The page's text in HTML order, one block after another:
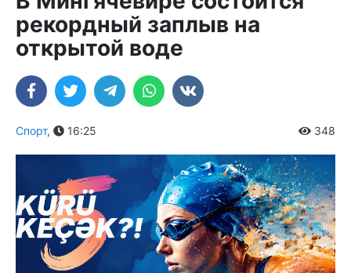
рекордный заплыв на
открытой воде
Спорт, 16:25 348